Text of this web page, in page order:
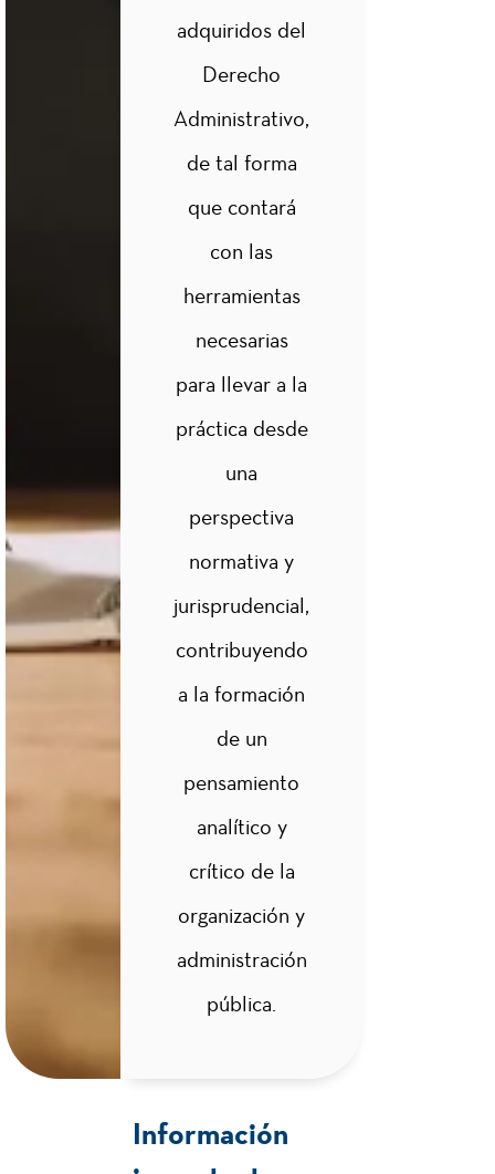
Contratación
Estatal
Internacional
Responsabilida
Extracontractual
y
de los
Derecho
Administrativo
Laboral y
Función
Administrativo
Procesal
adquiridos del
Derecho
Administrativo,
de tal forma
que contará
con las
herramientas
necesarias
para llevar a la
práctica desde
una
perspectiva
normativa y
jurisprudencial,
contribuyendo
a la formación
de un
pensamiento
analítico y
crítico de la
organización y
administración
pública.
Información